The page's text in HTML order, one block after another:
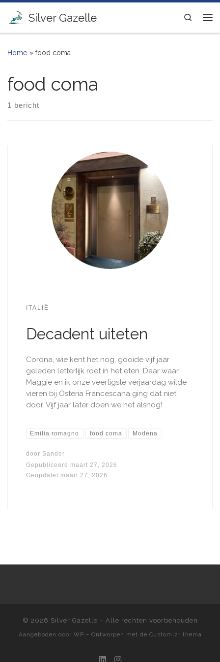
Ga naar inhoud
Silver Gazelle
Search
Home » food coma
food coma
1 bericht
ITALIË
Decadent uiteten
Corona, wie kent het nog, gooide vijf jaar
geleden letterlijk roet in het eten. Daar waar
Maggie en ik onze veertigste verjaardag wilde
vieren bij Osteria Francescana ging dat niet
door. Vijf jaar later doen we het alsnog!
Emilia romagno food coma Modena
door Sander
Gepubliceerd maart 27, 2026
Geüpdatet maart 27, 2026
© 2026 Silver Gazelle – Alle rechten voorbehouden
Aangeboden door WP – Ontworpen met de Customizr thema